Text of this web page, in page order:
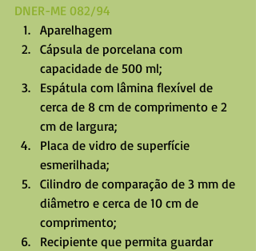
DNER-ME 082/94
Aparelhagem
Cápsula de porcelana com
capacidade de 500 ml;
Espátula com lâmina flexível de
cerca de 8 cm de comprimento e 2
cm de largura;
Placa de vidro de superfície
esmerilhada;
Cilindro de comparação de 3 mm de
diâmetro e cerca de 10 cm de
comprimento;
Recipiente que permita guardar